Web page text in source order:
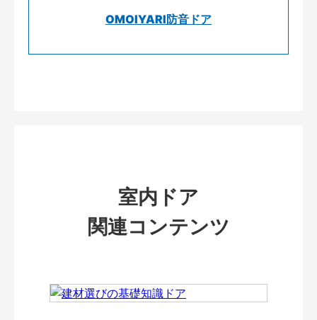
OMOIYARI防音ドア
室内ドア
関連コンテンツ